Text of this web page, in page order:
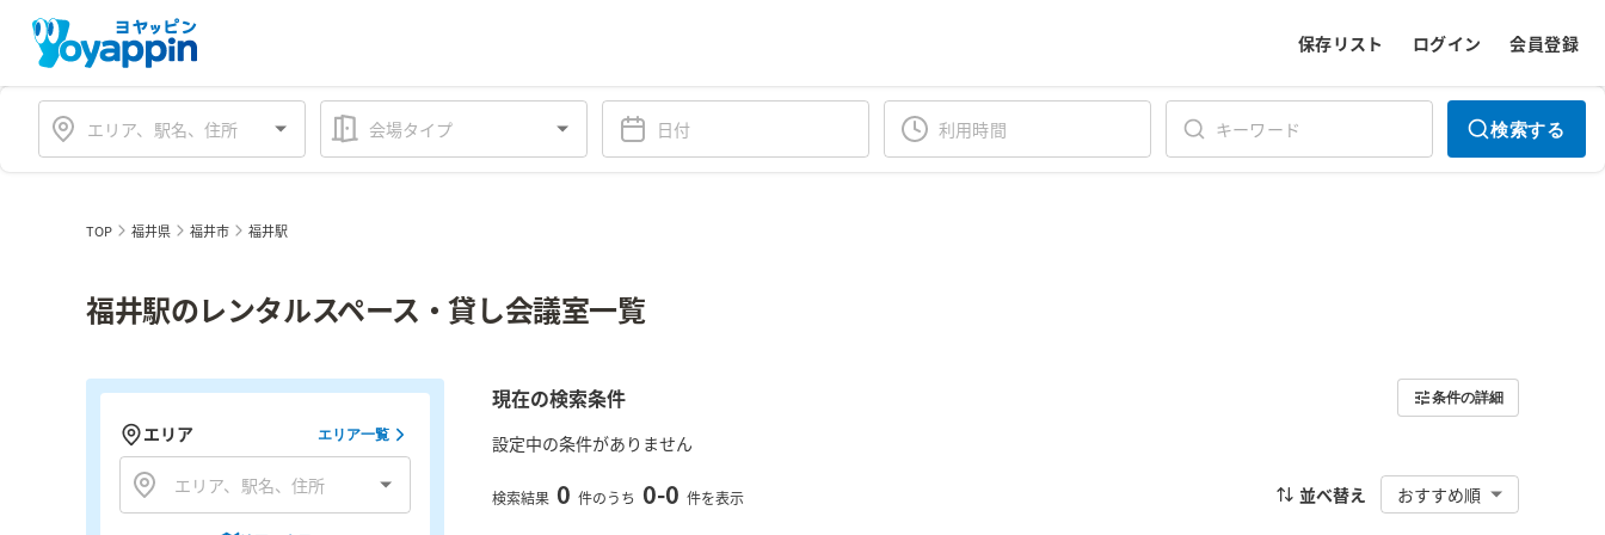
保存リスト ログイン 会員登録
会場タイプ 検索する
TOP 福井県 福井市 福井駅
福井駅のレンタルスペース・貸し会議室一覧
現在の検索条件 条件の詳細
設定中の条件がありません
検索結果 0 件のうち 0-0 件を表示 並べ替え おすすめ順
エリア エリア一覧